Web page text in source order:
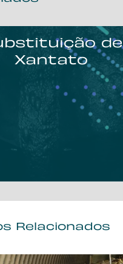
de
Xantato
Relacionados